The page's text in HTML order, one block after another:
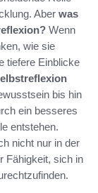
Aber was
Wenn
wie sie
tiefere Einblicke
bis hin
ein besseres
entstehen.
nicht nur in der
Fähigkeit, sich in